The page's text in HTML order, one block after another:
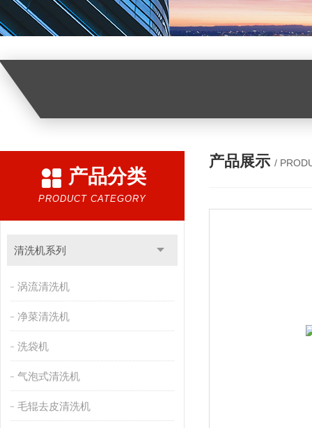
产品分类
PRODUCT CATEGORY
清洗机系列
涡流清洗机
净菜清洗机
洗袋机
气泡式清洗机
毛辊去皮清洗机
产品展示 /